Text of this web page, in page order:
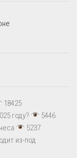
18425
году?
5446
5237
из-под